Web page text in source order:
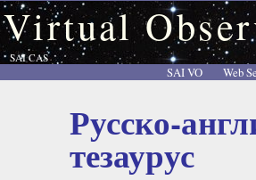
SAI CAS
SAI VO
Web
Русско-
тезаурус